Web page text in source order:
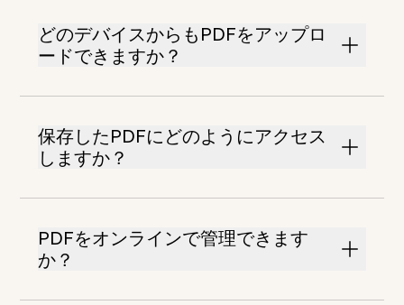
どのデバイスからもPDFをアップロ
ードできますか？
保存したPDFにどのようにアクセス
しますか？
PDFをオンラインで管理できます
か？